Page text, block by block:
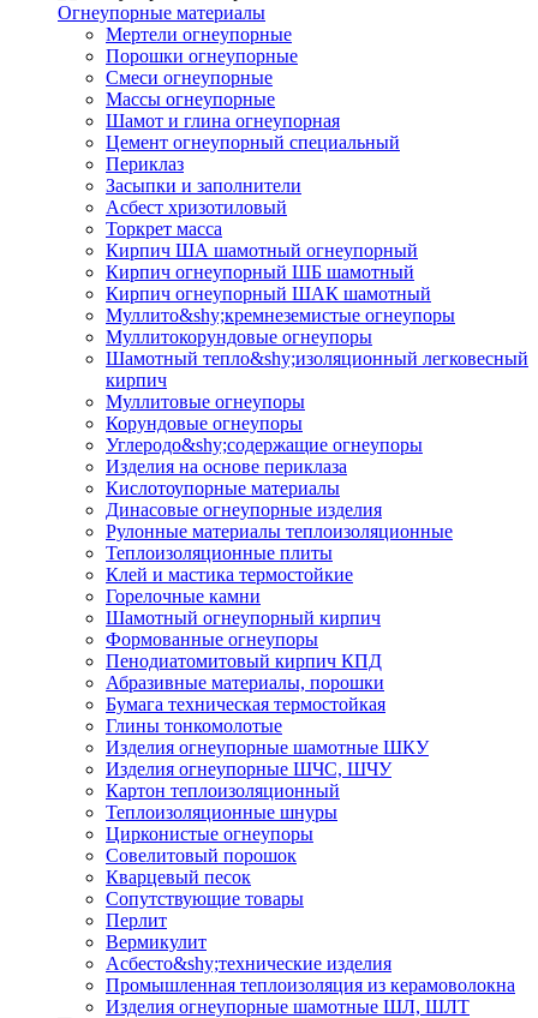
Огнеупорные материалы
Мертели огнеупорные
Порошки огнеупорные
Смеси огнеупорные
Массы огнеупорные
Шамот и глина огнеупорная
Цемент огнеупорный специальный
Периклаз
Засыпки и заполнители
Асбест хризотиловый
Торкрет масса
Кирпич ША шамотный огнеупорный
Кирпич огнеупорный ШБ шамотный
Кирпич огнеупорный ШАК шамотный
Муллито&shy;­кремнеземистые огнеупоры
Муллито­корундовые огнеупоры
Шамотный тепло&shy;изоляционный легковесный
кирпич
Муллитовые огнеупоры
Корундовые огнеупоры
Углеродо&shy;содержащие огнеупоры
Изделия на основе периклаза
Кислотоупорные материалы
Динасовые огнеупорные изделия
Рулонные материалы теплоизоляционные
Тепло­изоляционные плиты
Клей и мастика термостойкие
Горелочные камни
Шамотный огнеупорный кирпич
Формованные огнеупоры
Пенодиатомитовый кирпич КПД
Абразивные материалы, порошки
Бумага техническая термостойкая
Глины тонкомолотые
Изделия огнеупорные шамотные ШКУ
Изделия огнеупорные ШЧС, ШЧУ
Картон теплоизоляционный
Теплоизоляционные шнуры
Цирконистые огнеупоры
Совелитовый порошок
Кварцевый песок
Сопутствующие товары
Перлит
Вермикулит
Асбесто&shy;технические изделия
Промышленная теплоизоляция из керамоволокна
Изделия огнеупорные шамотные ШЛ, ШЛТ